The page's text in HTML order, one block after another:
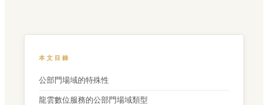
本文目錄
公部門場域的特殊性
龍雲數位服務的公部門場域類型